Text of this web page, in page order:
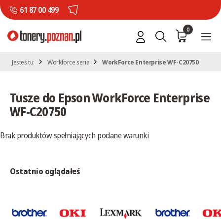
61 87 00 499
0
Jesteś tu: Workforce seria WorkForce Enterprise WF-C20750
Tusze do Epson WorkForce Enterprise
WF-C20750
Brak produktów spełniających podane warunki
Ostatnio oglądałeś